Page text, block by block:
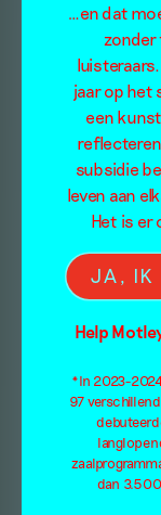
…en dat
zonder
jaar op het
een
subsidie
leven aan
Het is er
JA, IK
Help
*In 2023-
97
dan